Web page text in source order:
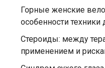
Горные женские
особенности
Стероиды: между
применением и